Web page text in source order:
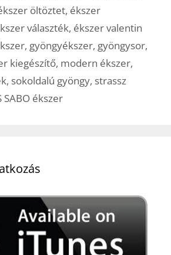
öltöztet, ékszer
választék, ékszer valentin
, gyöngyékszer, gyöngysor,
kiegészítő, modern ékszer,
, sokoldalú gyöngy, strassz
SABO ékszer